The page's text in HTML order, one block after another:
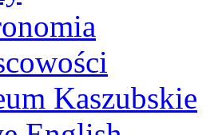
Kaszubskie